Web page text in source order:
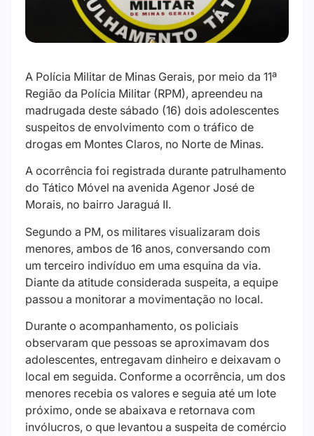
A Polícia Militar de Minas Gerais, por meio da 11ª
Região da Polícia Militar (RPM), apreendeu na
madrugada deste sábado (16) dois adolescentes
suspeitos de envolvimento com o tráfico de
drogas em Montes Claros, no Norte de Minas.
A ocorrência foi registrada durante patrulhamento
do Tático Móvel na avenida Agenor José de
Morais, no bairro Jaraguá II.
Segundo a PM, os militares visualizaram dois
menores, ambos de 16 anos, conversando com
um terceiro indivíduo em uma esquina da via.
Diante da atitude considerada suspeita, a equipe
passou a monitorar a movimentação no local.
Durante o acompanhamento, os policiais
observaram que pessoas se aproximavam dos
adolescentes, entregavam dinheiro e deixavam o
local em seguida. Conforme a ocorrência, um dos
menores recebia os valores e seguia até um lote
próximo, onde se abaixava e retornava com
invólucros, o que levantou a suspeita de comércio